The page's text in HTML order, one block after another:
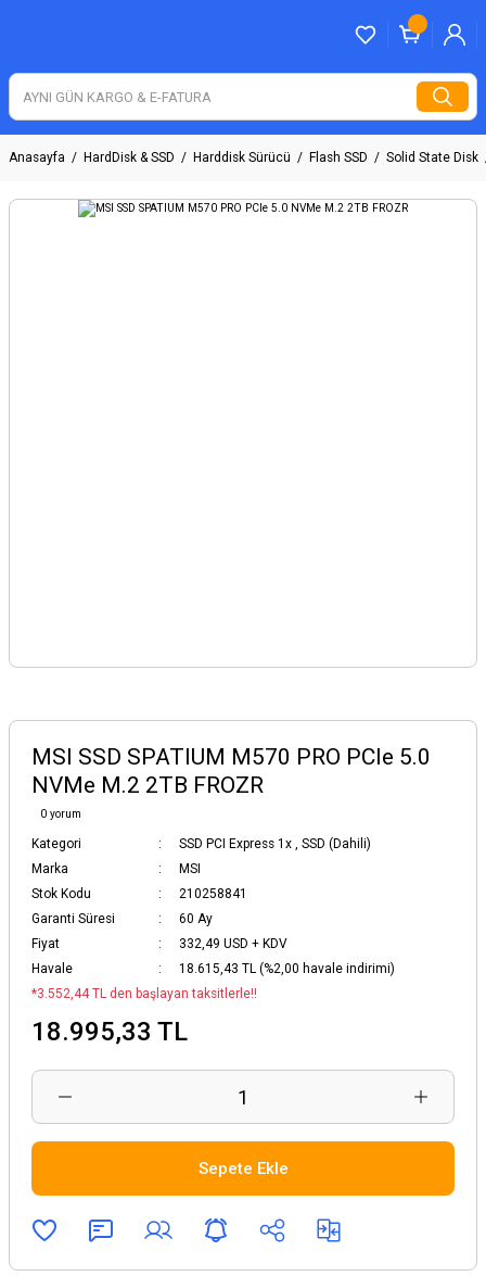
Anasayfa HardDisk & SSD Harddisk Sürücü Flash SSD Solid State Disk
MSI SSD SPATIUM M570 PRO PCIe 5.0
NVMe M.2 2TB FROZR
0 yorum
Kategori SSD PCI Express 1x , SSD (Dahili)
Marka
MSI
Stok Kodu
210258841
Garanti Süresi
60 Ay
Fiyat
332,49 USD + KDV
Havale
18.615,43 TL (%2,00 havale indirimi)
*3.552,44 TL den başlayan taksitlerle!!
18.995,33 TL
Sepete Ekle